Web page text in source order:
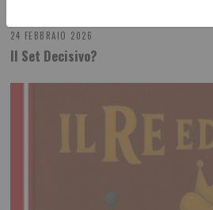
24 FEBBRAIO 2026
Il Set Decisivo?